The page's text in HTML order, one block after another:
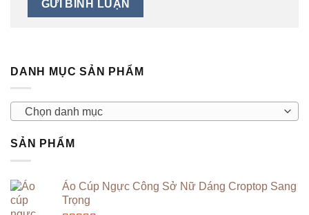
DANH MỤC SẢN PHẨM
Chọn danh mục
SẢN PHẨM
Áo Cúp Ngực Công Sở Nữ Dáng Croptop Sang
Trọng